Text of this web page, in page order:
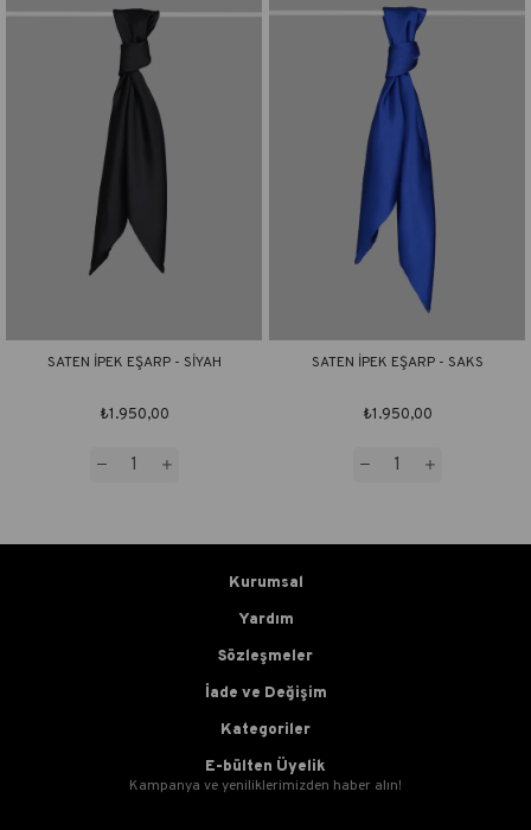
SATEN İPEK EŞARP - SİYAH
₺1.950,00
SATEN İPEK EŞARP - SAKS
₺1.950,00
Kurumsal
Yardım
Sözleşmeler
İade ve Değişim
Kategoriler
E-bülten Üyelik
Kampanya ve yeniliklerimizden haber alın!